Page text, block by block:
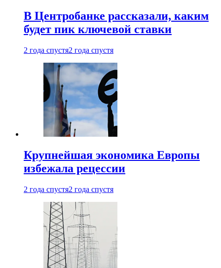
В Центробанке рассказали, каким
будет пик ключевой ставки
2 года спустя2 года спустя
Крупнейшая экономика Европы
избежала рецессии
2 года спустя2 года спустя